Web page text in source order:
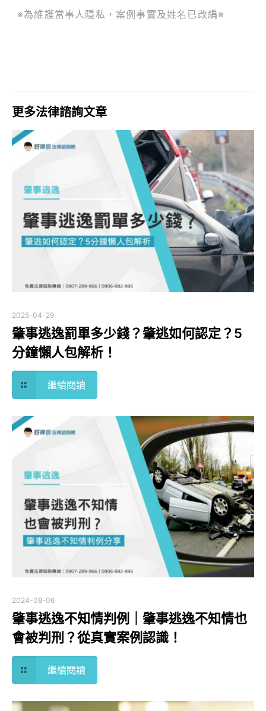
※為維護當事人隱私，案例事實及姓名已改編※
更多法律諮詢文章
2025-04-29
肇事逃逸罰單多少錢？肇逃如何認定？5
分鐘懶人包解析！
繼續閱讀
2024-08-06
肇事逃逸不知情判例｜肇事逃逸不知情也
會被判刑？從真實案例認識！
繼續閱讀